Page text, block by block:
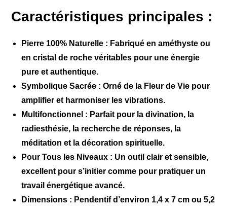
Caractéristiques principales :
Pierre 100% Naturelle : Fabriqué en améthyste ou
en cristal de roche véritables pour une énergie
pure et authentique.
Symbolique Sacrée : Orné de la Fleur de Vie pour
amplifier et harmoniser les vibrations.
Multifonctionnel : Parfait pour la divination, la
radiesthésie, la recherche de réponses, la
méditation et la décoration spirituelle.
Pour Tous les Niveaux : Un outil clair et sensible,
excellent pour s’initier comme pour pratiquer un
travail énergétique avancé.
Dimensions : Pendentif d’environ 1,4 x 7 cm ou 5,2